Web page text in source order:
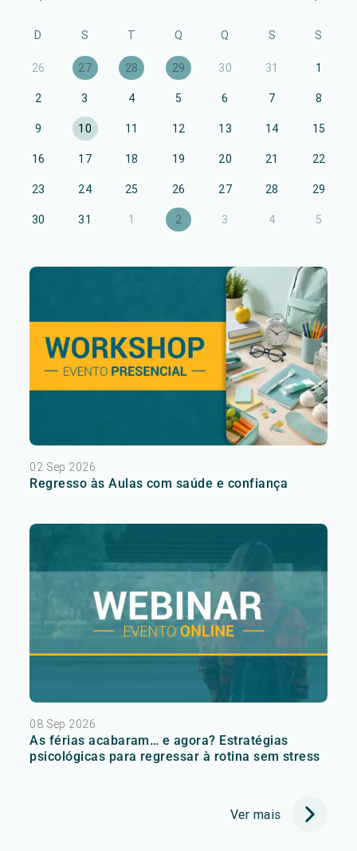
D S T Q Q S S
26 27 28 29 30 31 1
2 3 4 5 6 7 8
9 10 11 12 13 14 15
16 17 18 19 20 21 22
23 24 25 26 27 28 29
30 31 1 2 3 4 5
02 Sep 2026
Regresso às Aulas com saúde e confiança
08 Sep 2026
As férias acabaram… e agora? Estratégias
psicológicas para regressar à rotina sem stress
Ver mais